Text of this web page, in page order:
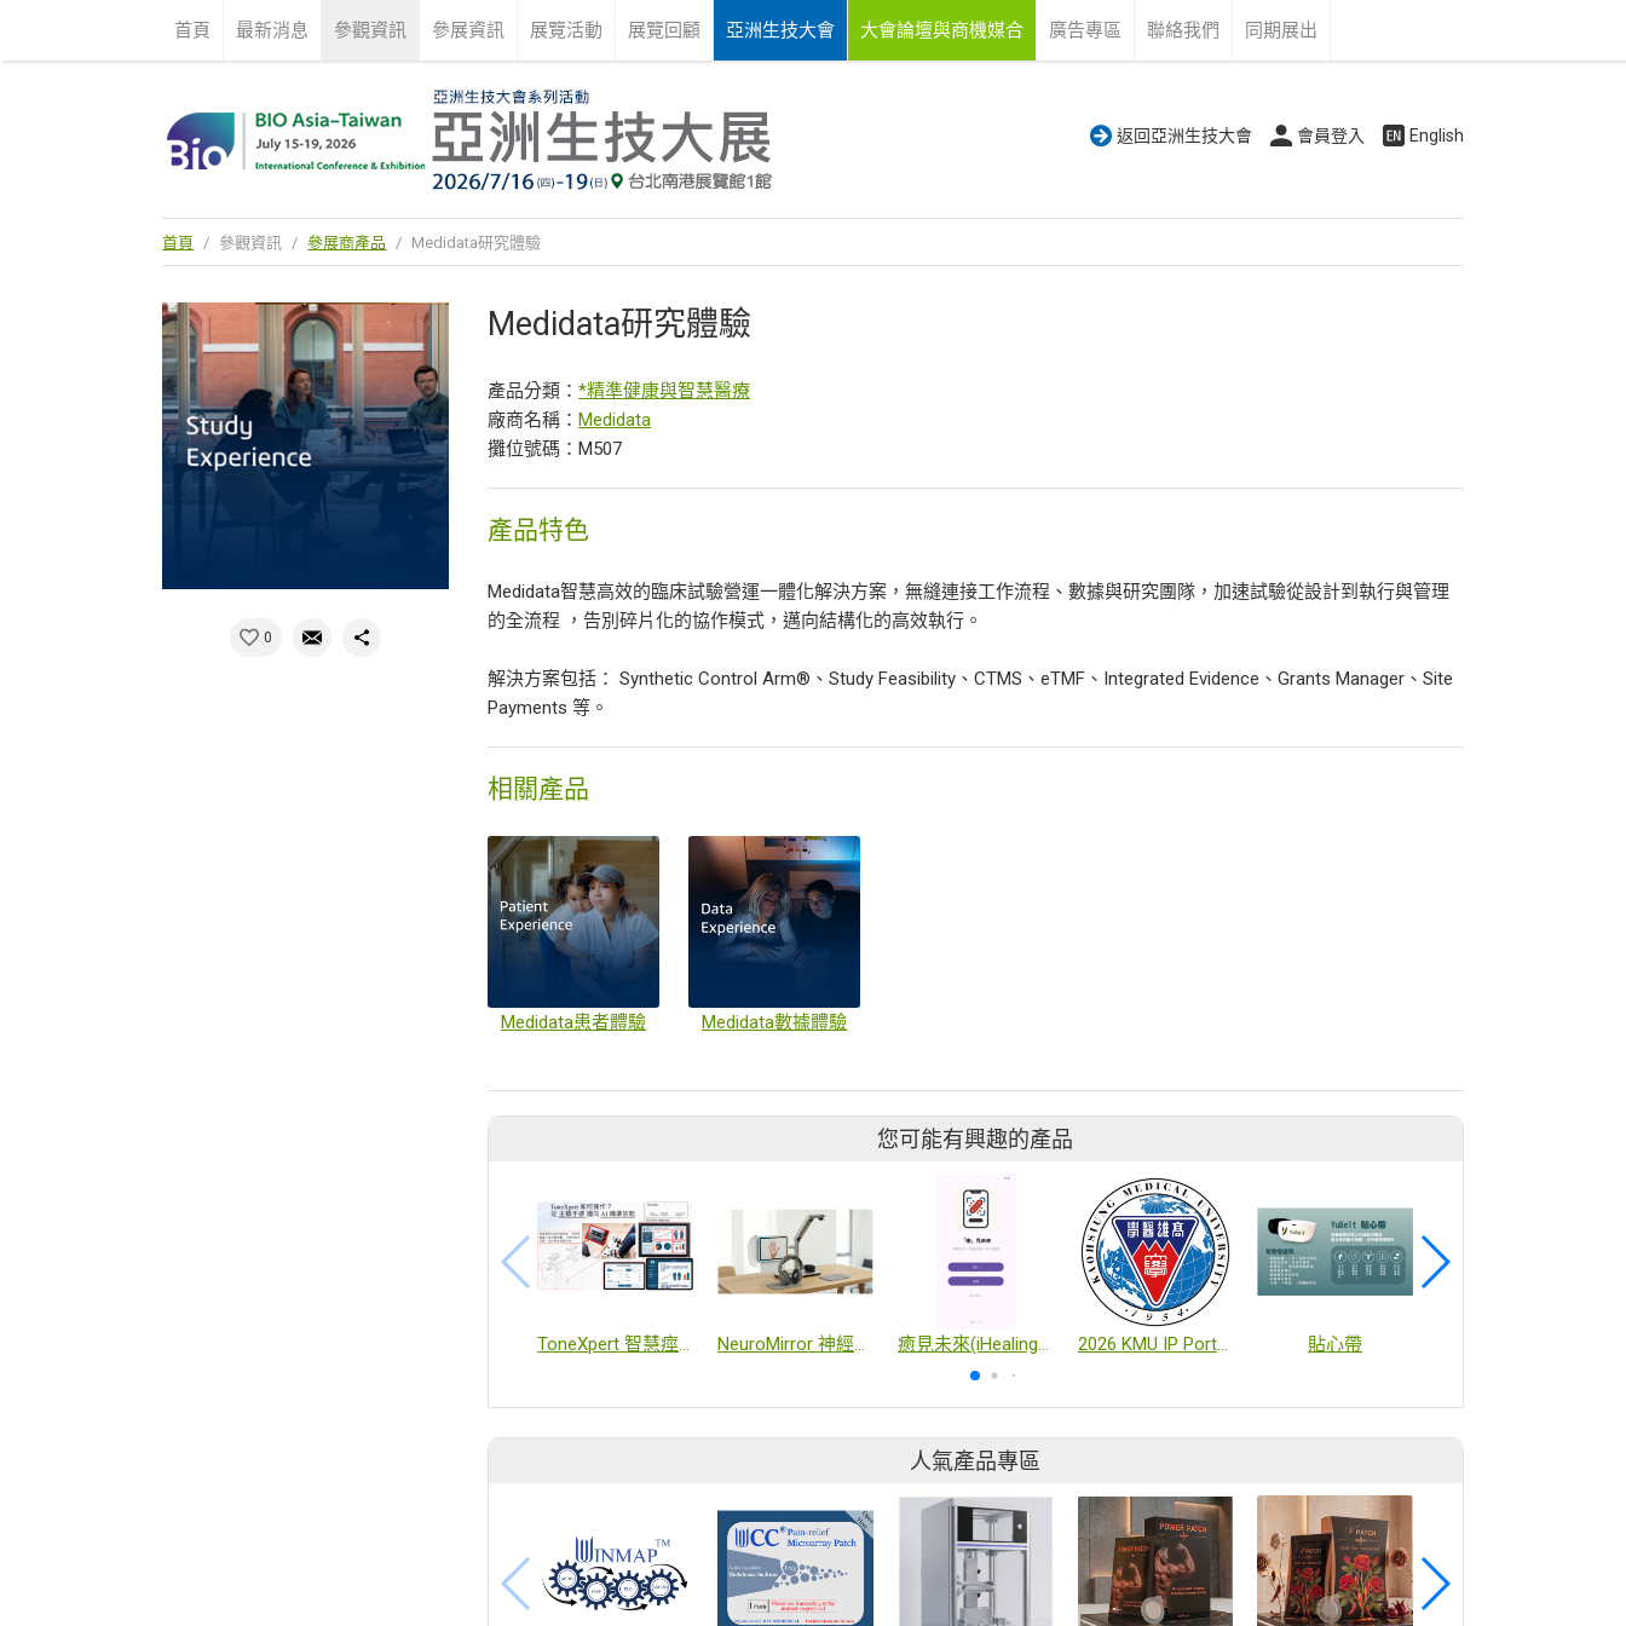
首頁 最新消息 參觀資訊 參展資訊 展覽活動 展覽回顧 亞洲生技大會 大會論壇與商機媒合 廣告專區 聯絡我們 同期展出
返回亞洲生技大會 會員登入 English
首頁 / 參觀資訊 / 參展商產品 / Medidata研究體驗
0
Medidata研究體驗
產品分類：*精準健康與智慧醫療
廠商名稱：Medidata
攤位號碼：M507
產品特色
Medidata智慧高效的臨床試驗營運一體化解決方案，無縫連接工作流程、數據與研究團隊，加速試驗從設計到執行與管理
的全流程 ，告別碎片化的協作模式，邁向結構化的高效執行。
解決方案包括： Synthetic Control Arm®、Study Feasibility、CTMS、eTMF、Integrated Evidence、Grants Manager、Site
Payments 等。
相關產品
Medidata患者體驗 Medidata數據體驗
您可能有興趣的產品
ToneXpert 智慧痙攣生物回饋治療系統 NeuroMirror 神經驅動型數位鏡像復健系統 癒見未來(iHealing Future)--智慧型傷口感測系統 2026 KMU IP Portfolio: https://shorturl.at/oFxtr 貼心帶
人氣產品專區